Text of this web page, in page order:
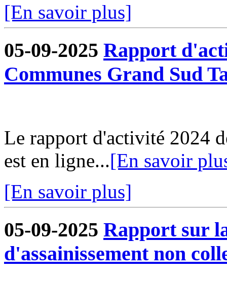
[En savoir plus]
05-09-2025 Rapport
Communes Grand Sud
Le rapport d'activité 2024
est en ligne...[En savoir
[En savoir plus]
05-09-2025 Rapport sur
d'assainissement non